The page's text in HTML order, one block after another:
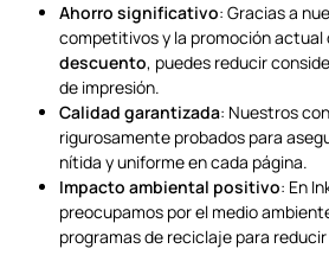
Ahorro significativo: Gracias a
competitivos y la promoción actual
descuento, puedes reducir
de impresión.
Calidad garantizada: Nuestros
rigurosamente probados para
nítida y uniforme en cada página.
Impacto ambiental positivo: En
preocupamos por el medio
programas de reciclaje para